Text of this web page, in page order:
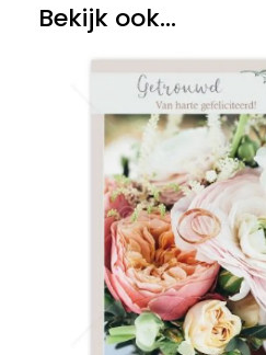
Bekijk ook...